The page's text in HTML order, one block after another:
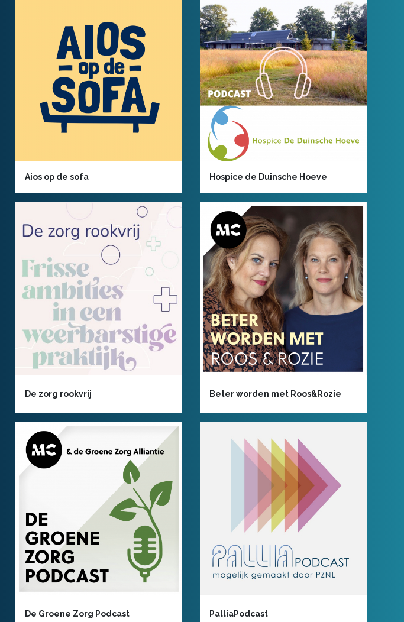
Aios op de sofa Hospice de Duinsche Hoeve
De zorg rookvrij Beter worden met Roos&Rozie
De Groene Zorg Podcast PalliaPodcast